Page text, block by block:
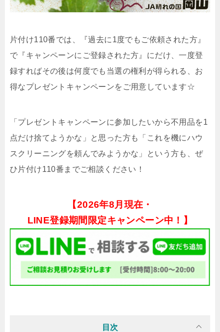
片付け110番では、『過去に1度でもご依頼された方』
で『キャンペーンにご登録された方』にだけ、一度登
録すればその後は何度でも当選の権利が得られる、お
得なプレゼントキャンペーンをご用意しています☆
「プレゼントキャンペーンに参加したいから不用品を1
点だけ捨てようかな」と思った方も「これを機にハウ
スクリーニングを頼んでみようかな」という方も、ぜ
ひ片付け110番までご相談ください！
【2026年8月現在・
LINE登録期間限定キャンペーン中！】
目次